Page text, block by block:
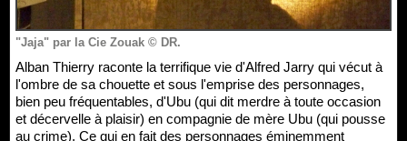
"Jaja" par la Cie Zouak © DR.
Alban Thierry raconte la terrifique vie d'Alfred Jarry qui vécut à
l'ombre de sa chouette et sous l'emprise des personnages,
bien peu fréquentables, d'Ubu (qui dit merdre à toute occasion
et décervelle à plaisir) en compagnie de mère Ubu (qui pousse
au crime). Ce qui en fait des personnages éminemment